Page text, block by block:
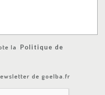
la
Politique de
de goelba.fr